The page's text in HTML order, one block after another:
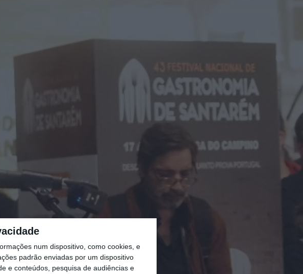
num dispositivo, como cookies, e
padrão enviadas por um dispositivo
e conteúdos, pesquisa de audiências e